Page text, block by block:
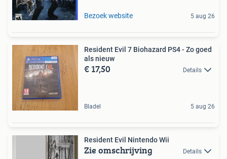
Bezoek website 5 aug 26
Resident Evil 7 Biohazard PS4 - Zo goed
als nieuw
€ 17,50 Details
Bladel 5 aug 26
Resident Evil Nintendo Wii
Zie omschrijving Details